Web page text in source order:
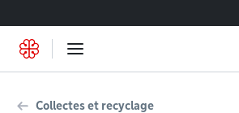
Collectes et recyclage